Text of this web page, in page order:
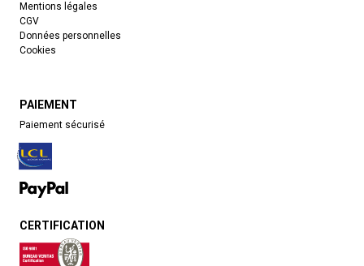
Mentions légales
CGV
Données personnelles
Cookies
PAIEMENT
Paiement sécurisé
CERTIFICATION